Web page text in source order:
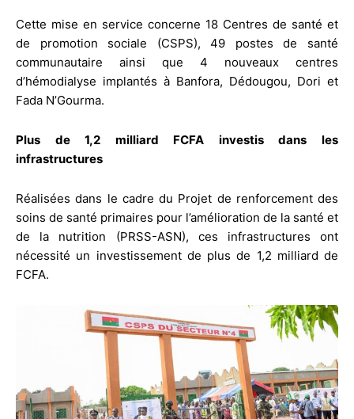
Cette mise en service concerne 18 Centres de santé et
de promotion sociale (CSPS), 49 postes de santé
communautaire ainsi que 4 nouveaux centres
d’hémodialyse implantés à Banfora, Dédougou, Dori et
Fada N’Gourma.
Plus de 1,2 milliard FCFA investis dans les
infrastructures
Réalisées dans le cadre du Projet de renforcement des
soins de santé primaires pour l’amélioration de la santé et
de la nutrition (PRSS-ASN), ces infrastructures ont
nécessité un investissement de plus de 1,2 milliard de
FCFA.